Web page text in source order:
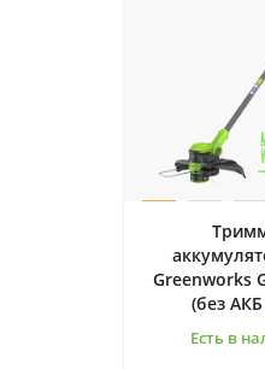
Greenworks
(без
Есть в